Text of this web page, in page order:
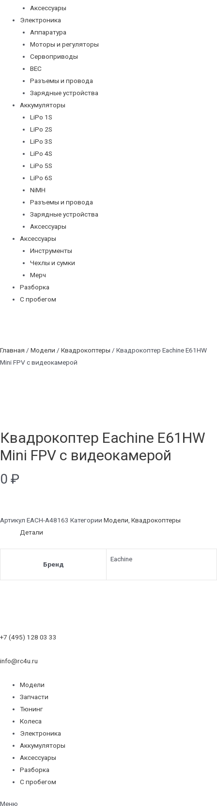
Аксессуары
Электроника
Аппаратура
Моторы и регуляторы
Сервоприводы
BEC
Разъемы и провода
Зарядные устройства
Аккумуляторы
LiPo 1S
LiPo 2S
LiPo 3S
LiPo 4S
LiPo 5S
LiPo 6S
NiMH
Разъемы и провода
Зарядные устройства
Аксессуары
Аксессуары
Инструменты
Чехлы и сумки
Мерч
Разборка
С пробегом
Главная / Модели / Квадрокоптеры / Квадрокоптер Eachine E61HW
Mini FPV с видеокамерой
Квадрокоптер Eachine E61HW
Mini FPV с видеокамерой
0 ₽
Артикул EACH-A48163 Категории Модели, Квадрокоптеры
Детали
Бренд
Eachine
+7 (495) 128 03 33
info@rc4u.ru
Модели
Запчасти
Тюнинг
Колеса
Электроника
Аккумуляторы
Аксессуары
Разборка
С пробегом
Меню